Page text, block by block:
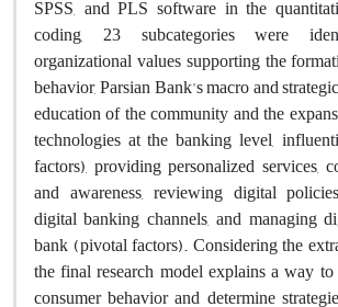
SPSS, and PLS software in the
coding, 23 subcategories were
organizational values ​​supporting the
behavior, Parsian Bank's macro and
education of the community and the
technologies at the banking level,
factors), providing personalized services,
and awareness, reviewing digital
digital banking channels, and managing
bank (pivotal factors). Considering the
the final research model explains a way to
consumer behavior and determine